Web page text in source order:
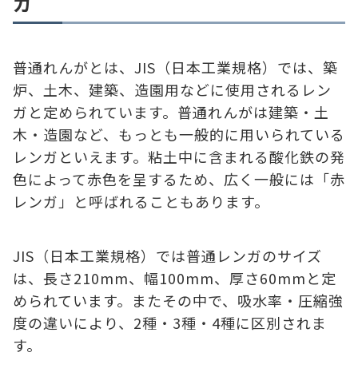
普通れんがとは、JIS（日本工業規格）では、築
炉、土木、建築、造園用などに使用されるレン
ガと定められています。普通れんがは建築・土
木・造園など、もっとも一般的に用いられている
レンガといえます。粘土中に含まれる酸化鉄の発
色によって赤色を呈するため、広く一般には「赤
レンガ」と呼ばれることもあります。
JIS（日本工業規格）では普通レンガのサイズ
は、長さ210mm、幅100mm、厚さ60mmと定
められています。またその中で、吸水率・圧縮強
度の違いにより、2種・3種・4種に区別されま
す。